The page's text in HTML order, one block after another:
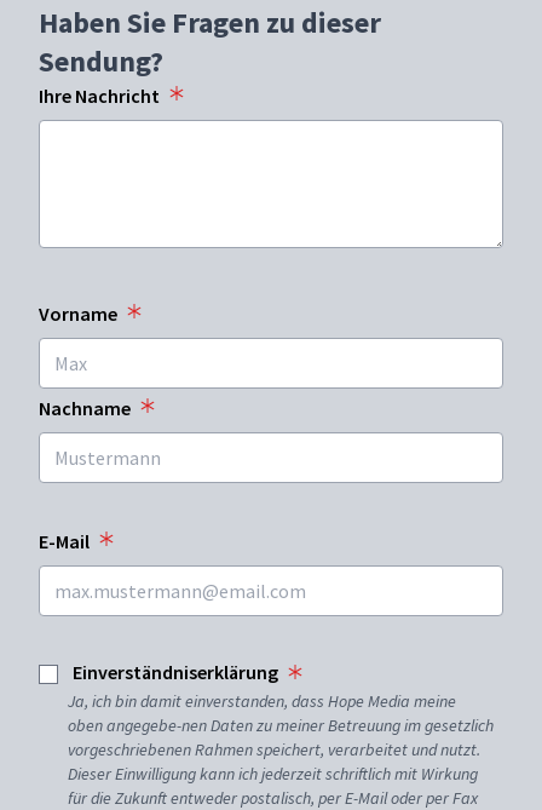
Haben Sie Fragen zu dieser
Sendung?
Ihre Nachricht
Vorname
Nachname
E-Mail
Einverständniserklärung
Ja, ich bin damit einverstanden, dass Hope Media meine
oben angegebe-nen Daten zu meiner Betreuung im gesetzlich
vorgeschriebenen Rahmen speichert, verarbeitet und nutzt.
Dieser Einwilligung kann ich jederzeit schriftlich mit Wirkung
für die Zukunft entweder postalisch, per E-Mail oder per Fax